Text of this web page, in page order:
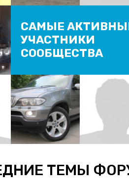
САМЫЕ
УЧАСТНИКИ
СООБЩЕСТВА
ТЕМЫ